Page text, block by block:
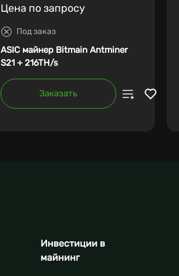
Цена по запросу
Под заказ
ASIC майнер Bitmain Antminer
S21 + 216TH/s
Заказать
Инвестиции в
майнинг